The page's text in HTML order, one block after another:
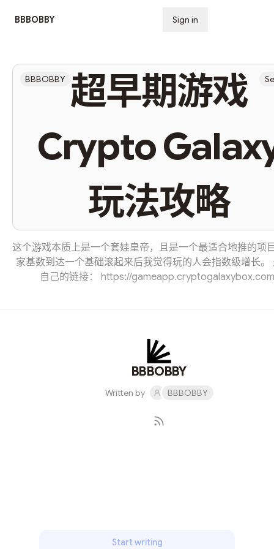
BBBOBBY Sign in
超早期游戏
Crypto
玩法攻略
BBBOBBY
这个游戏本质上是一个套娃皇帝，且是一个最适合地推的项
家基数到达一个基础滚起来后我觉得玩的人会指数级增长。
自己的链接： https://
核心玩法：养成星球，养战队，打对战！ 游戏有四个代币
治理代币，交易税 18 ！！长期看好建议质押，协议绝大部
通过回购不同的价值币（$BNB, $XVS 等）给质押池，玩的
0x0F5F514CC37d51CcC9A5d183D6073298eDf9eEb8 交
功能，滑点默认 22%，如下： https://cryptogalax...
BBBOBBY
Written by BBBOBBY
Start writing